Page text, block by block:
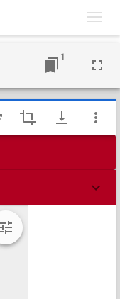
1